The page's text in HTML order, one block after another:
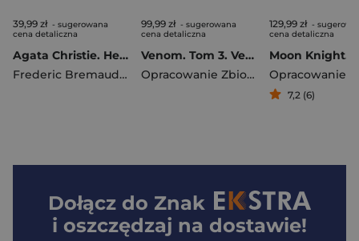
39,99 zł - sugerowana
cena detaliczna
Agata Christie. Herkules Poirot. Samotny dom
Frederic Bremaud
,Alberto Zanon
99,99 zł - sugerowana
cena detaliczna
Venom. Tom 3. Venom
Opracowanie Zbiorowe
129,99 zł -
cena detaliczna
7,2 (6)
Dołącz do Znak
i oszczędzaj na dostawie!